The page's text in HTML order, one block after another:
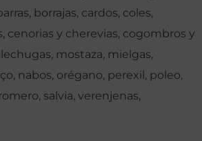
borrajas, cardos, coles,
cenorias y cherevias, cogombros y
mostaza, mielgas,
nabos, orégano, perexil, poleo,
salvia, verenjenas,